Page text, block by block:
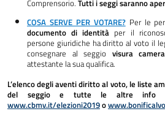
Comprensorio. Tutti i seggi saranno
COSA SERVE PER VOTARE? Per le
documento di identità per il
persone giuridiche ha diritto al voto il
consegnare al seggio visura
attestante la sua qualifica.
L’elenco degli aventi diritto al voto, le liste
del seggio e tutte le altre info
www.cbmv.it/elezioni2019o